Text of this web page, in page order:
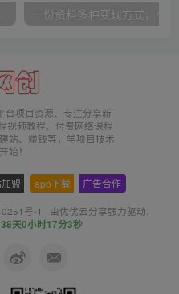
台项目资源、专注分享新
视频教程、付费网络课程
站、赚钱等，学项目技术
始！
盟 app下载 广告合作
号-1 · 由优优云分享强力驱动.
天0小时17分3秒